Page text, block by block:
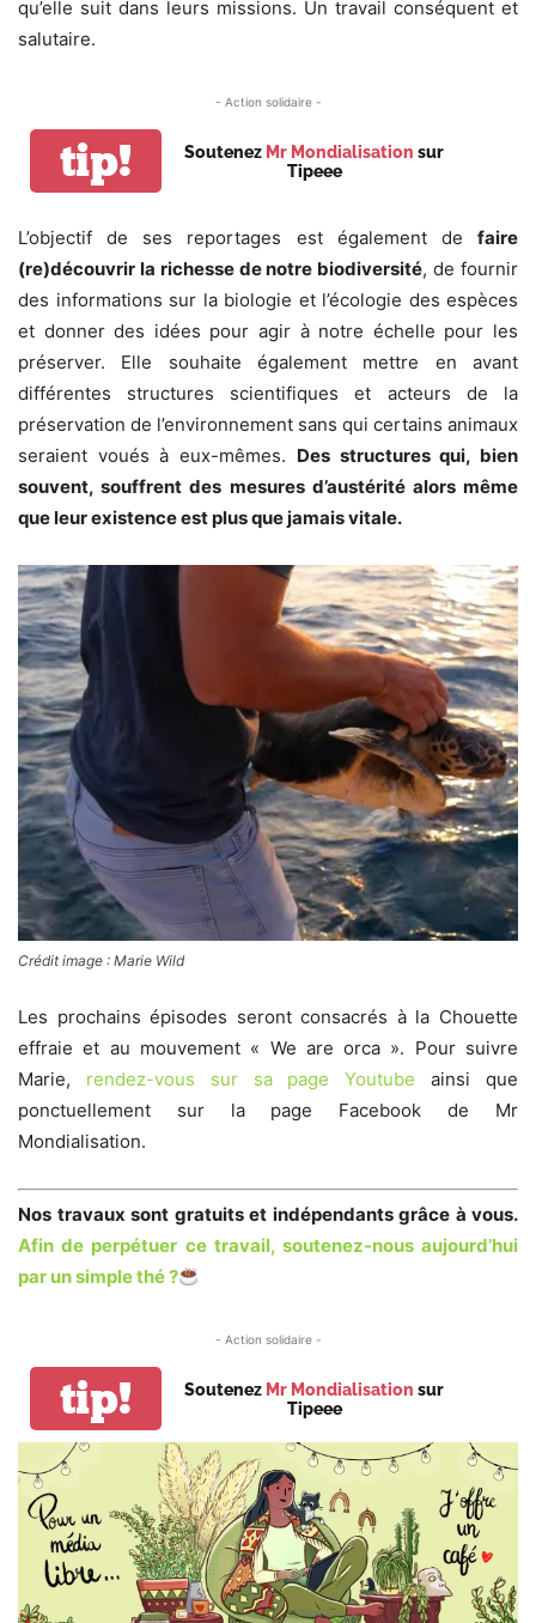
qu’elle suit dans leurs missions. Un travail conséquent et
salutaire.
- Action solidaire -
tip! Soutenez Mr Mondialisation sur
Tipeee
L’objectif de ses reportages est également de faire
(re)découvrir la richesse de notre biodiversité, de fournir
des informations sur la biologie et l’écologie des espèces
et donner des idées pour agir à notre échelle pour les
préserver. Elle souhaite également mettre en avant
différentes structures scientifiques et acteurs de la
préservation de l’environnement sans qui certains animaux
seraient voués à eux-mêmes. Des structures qui, bien
souvent, souffrent des mesures d’austérité alors même
que leur existence est plus que jamais vitale.
Crédit image : Marie Wild
Les prochains épisodes seront consacrés à la Chouette
effraie et au mouvement « We are orca ». Pour suivre
Marie, rendez-vous sur sa page Youtube ainsi que
ponctuellement sur la page Facebook de Mr
Mondialisation.
Nos travaux sont gratuits et indépendants grâce à vous.
Afin de perpétuer ce travail, soutenez-nous aujourd’hui
par un simple thé ?
- Action solidaire -
tip! Soutenez Mr Mondialisation sur
Tipeee